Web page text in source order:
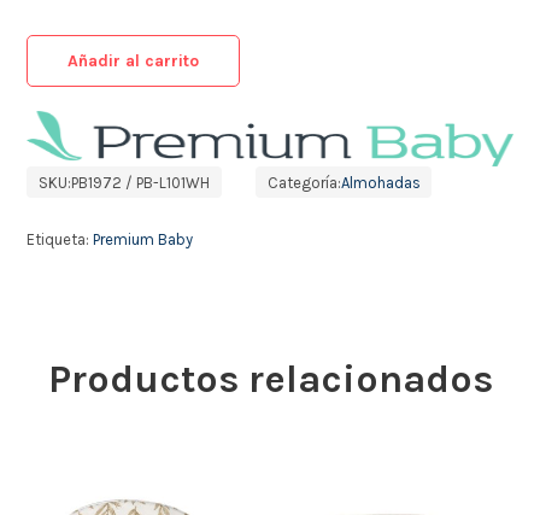
Añadir al carrito
SKU:PB1972 / PB-L101WH Categoría:Almohadas
Etiqueta:Premium Baby
Productos relacionados